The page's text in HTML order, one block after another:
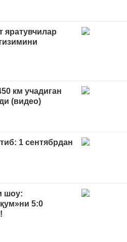
яратувчилар
км учадиган
(видео)
1 сентябрдан
шоу:
5:0